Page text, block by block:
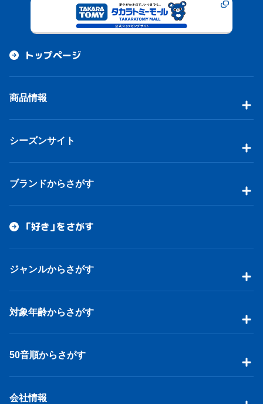
トップページ
商品情報
シーズンサイト
ブランドからさがす
「好き」をさがす
ジャンルからさがす
対象年齢からさがす
50音順からさがす
会社情報